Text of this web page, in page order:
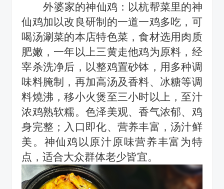
外婆家的神仙鸡： 以杭帮菜里的神
仙鸡加以改良研制的一道一鸡多吃，可
喝汤涮菜的本店特色菜，食材选用肉质
肥嫩，一年以上三黄走他鸡为原料，经
宰杀洗净后，以整鸡置砂钵，用多种调
味料腌制，再加高汤及香料、冰糖等调
料燒沸，移小火煲至三小时以上，至汁
浓鸡熟软糯。色泽美观、香气浓郁、鸡
身完整；入口即化、营养丰富，汤汁鲜
美。神仙鸡以原汁原味营养丰富为特
点，适合大众群体老少皆宜。